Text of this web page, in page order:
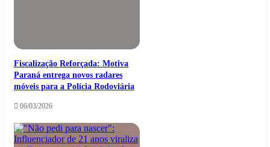
Fiscalização Reforçada: Motiva
Paraná entrega novos radares
móveis para a Polícia Rodoviária
06/03/2026